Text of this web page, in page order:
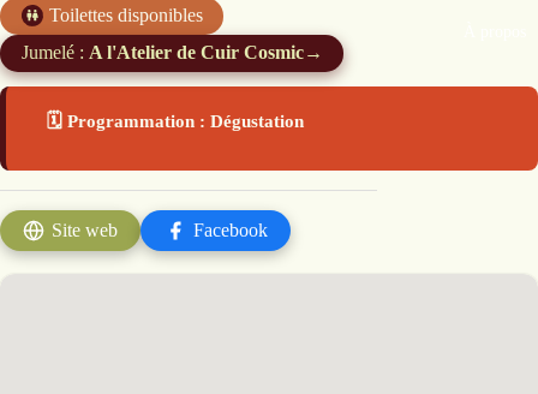
Toilettes disponibles
Jumelé : A l'Atelier de Cuir Cosmic→
🗓️ Programmation : Dégustation
Site web Facebook